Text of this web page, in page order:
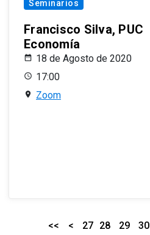
Seminarios
Francisco Silva, PUC
Economía
18 de Agosto de 2020
17:00
Zoom
<< < 27 28 29 30